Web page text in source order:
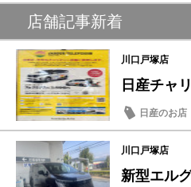
店舗記事新着
川口戸塚店
日産チャ
日産のお店
川口戸塚店
新型エル